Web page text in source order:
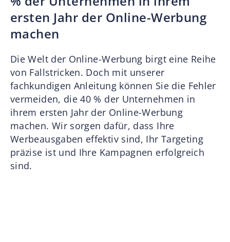
ersten Jahr der Online-Werbung
machen
Die Welt der Online-Werbung birgt eine Reihe
von Fallstricken. Doch mit unserer
fachkundigen Anleitung können Sie die Fehler
vermeiden, die 40 % der Unternehmen in
ihrem ersten Jahr der Online-Werbung
machen. Wir sorgen dafür, dass Ihre
Werbeausgaben effektiv sind, Ihr Targeting
präzise ist und Ihre Kampagnen erfolgreich
sind.